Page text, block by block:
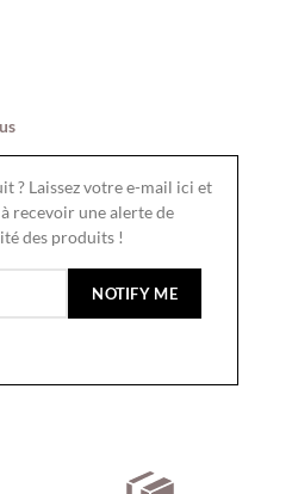
? Laissez votre e-mail ici et
recevoir une alerte de
des produits !